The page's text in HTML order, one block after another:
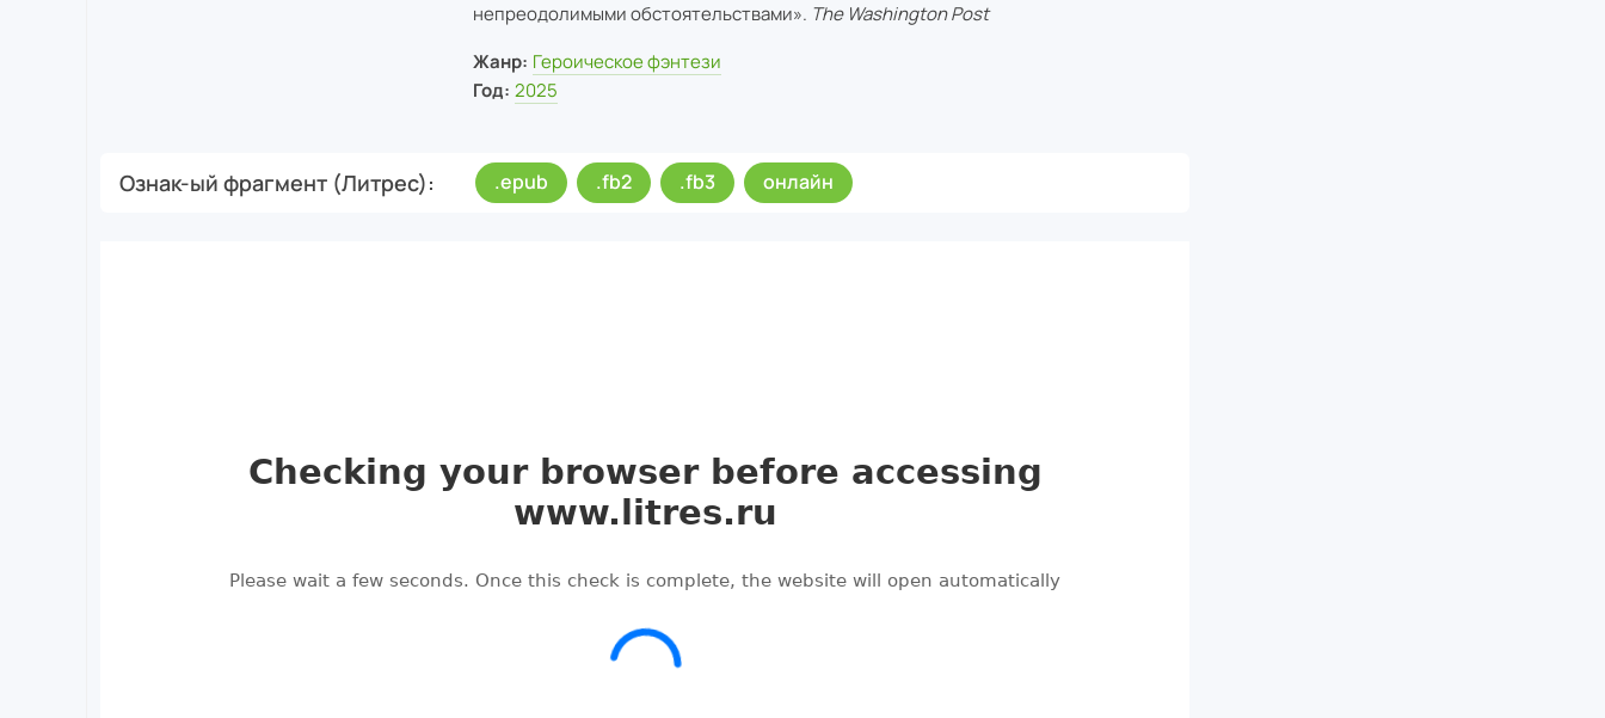
непреодолимыми обстоятельствами». The Washington Post
Жанр: Героическое фэнтези
Год: 2025
Ознак-ый фрагмент (Литрес) .epub .fb2 .fb3 онлайн